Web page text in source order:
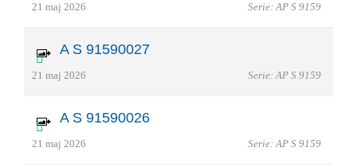
21 maj 2026 Serie: AP S 9159
A S 91590027
21 maj 2026 Serie: AP S 9159
A S 91590026
21 maj 2026 Serie: AP S 9159